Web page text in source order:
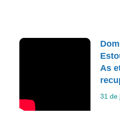
As
31 de